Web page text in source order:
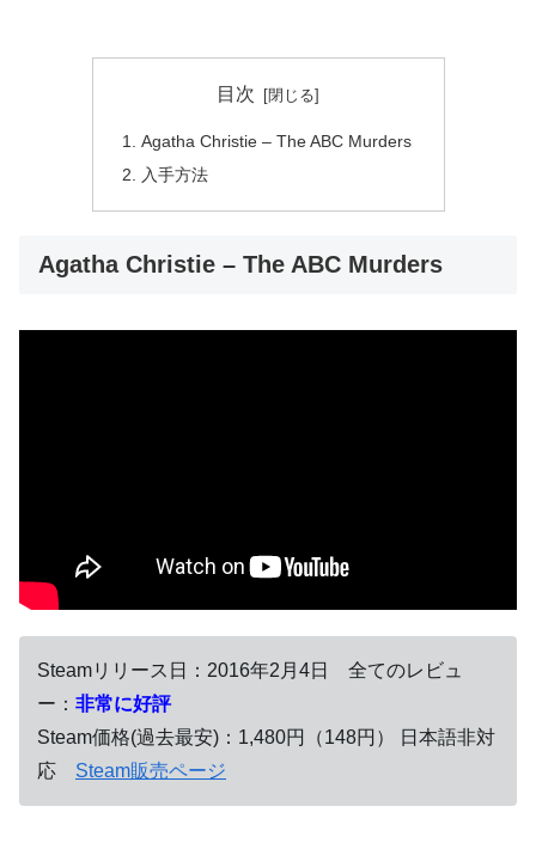
目次
Agatha Christie – The ABC Murders
入手方法
Agatha Christie – The ABC Murders
Steamリリース日：2016年2月4日 全てのレビュ
ー： 非常に好評
Steam価格(過去最安)：1,480円（148円） 日本語非対
応 Steam販売ページ